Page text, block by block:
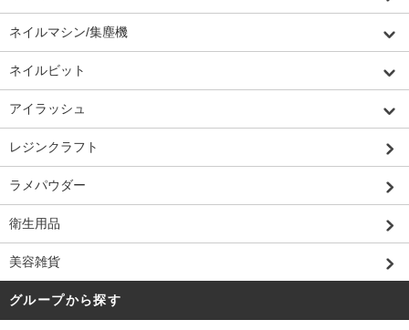
ネイルマシン/集塵機
ネイルビット
アイラッシュ
レジンクラフト
ラメパウダー
衛生用品
美容雑貨
グループから探す